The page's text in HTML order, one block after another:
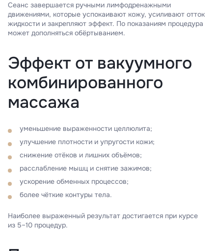
Сеанс завершается ручными лимфодренажными
движениями, которые успокаивают кожу, усиливают отток
жидкости и закрепляют эффект. По показаниям процедура
может дополняться обёртыванием.
Эффект от вакуумного
комбинированного
массажа
уменьшение выраженности целлюлита;
улучшение плотности и упругости кожи;
снижение отёков и лишних объёмов;
расслабление мышц и снятие зажимов;
ускорение обменных процессов;
более чёткие контуры тела.
Наиболее выраженный результат достигается при курсе
из 5–10 процедур.